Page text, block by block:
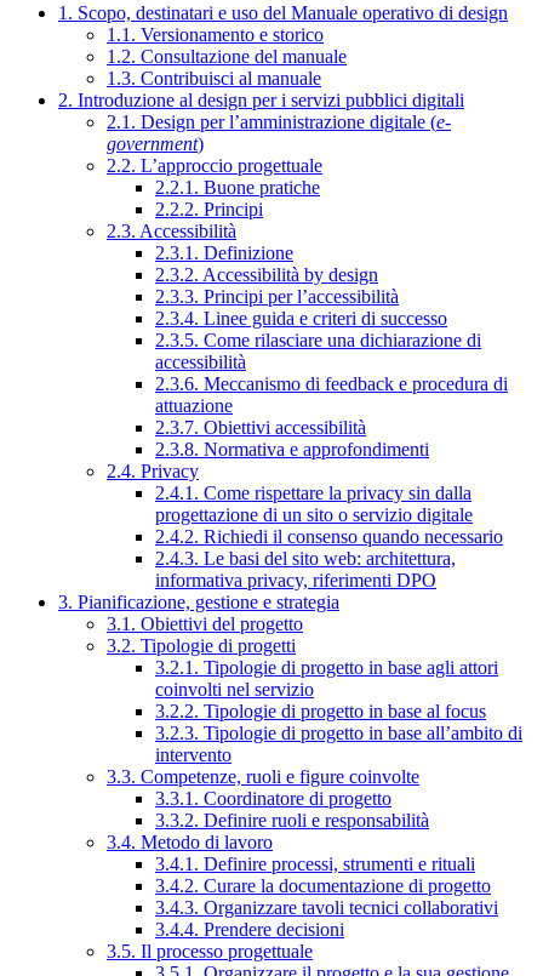
1. Scopo, destinatari e uso del Manuale operativo di design
1.1. Versionamento e storico
1.2. Consultazione del manuale
1.3. Contribuisci al manuale
2. Introduzione al design per i servizi pubblici digitali
2.1. Design per l’amministrazione digitale (e-
government)
2.2. L’approccio progettuale
2.2.1. Buone pratiche
2.2.2. Principi
2.3. Accessibilità
2.3.1. Definizione
2.3.2. Accessibilità by design
2.3.3. Principi per l’accessibilità
2.3.4. Linee guida e criteri di successo
2.3.5. Come rilasciare una dichiarazione di
accessibilità
2.3.6. Meccanismo di feedback e procedura di
attuazione
2.3.7. Obiettivi accessibilità
2.3.8. Normativa e approfondimenti
2.4. Privacy
2.4.1. Come rispettare la privacy sin dalla
progettazione di un sito o servizio digitale
2.4.2. Richiedi il consenso quando necessario
2.4.3. Le basi del sito web: architettura,
informativa privacy, riferimenti DPO
3. Pianificazione, gestione e strategia
3.1. Obiettivi del progetto
3.2. Tipologie di progetti
3.2.1. Tipologie di progetto in base agli attori
coinvolti nel servizio
3.2.2. Tipologie di progetto in base al focus
3.2.3. Tipologie di progetto in base all’ambito di
intervento
3.3. Competenze, ruoli e figure coinvolte
3.3.1. Coordinatore di progetto
3.3.2. Definire ruoli e responsabilità
3.4. Metodo di lavoro
3.4.1. Definire processi, strumenti e rituali
3.4.2. Curare la documentazione di progetto
3.4.3. Organizzare tavoli tecnici collaborativi
3.4.4. Prendere decisioni
3.5. Il processo progettuale